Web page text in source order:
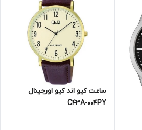
ساعت کیو اند کیو اورجینال
C43A-004PY